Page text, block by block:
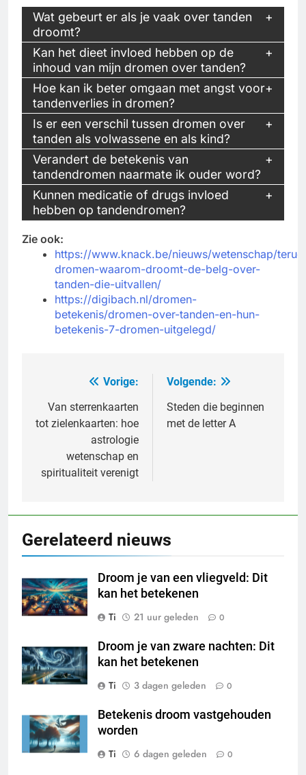
Wat gebeurt er als je vaak over tanden
droomt?
Kan het dieet invloed hebben op de
inhoud van mijn dromen over tanden?
Hoe kan ik beter omgaan met angst voor
tandenverlies in dromen?
Is er een verschil tussen dromen over
tanden als volwassene en als kind?
Verandert de betekenis van
tandendromen naarmate ik ouder word?
Kunnen medicatie of drugs invloed
hebben op tandendromen?
Zie ook:
https://www.knack.be/nieuws/wetenschap/
dromen-waarom-droomt-de-belg-over-
tanden-die-uitvallen/
https://digibach.nl/dromen-
betekenis/dromen-over-tanden-en-hun-
betekenis-7-dromen-uitgelegd/
navigatie
Vorige:
Van sterrenkaarten
tot zielenkaarten: hoe
astrologie
wetenschap en
spiritualiteit verenigt
Volgende:
Steden die beginnen
met de letter A
Gerelateerd nieuws
Droom je van een vliegveld: Dit
kan het betekenen
Ti
21 uur geleden 0
Droom je van zware nachten: Dit
kan het betekenen
Ti
3 dagen geleden 0
Betekenis droom vastgehouden
worden
Ti
6 dagen geleden 0